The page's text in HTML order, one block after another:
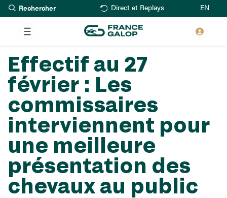
Aller
au
contenu
principal
Rechercher Direct et Replays EN
Effectif au 27
février : Les
commissaires
interviennent pour
une meilleure
présentation des
chevaux au public